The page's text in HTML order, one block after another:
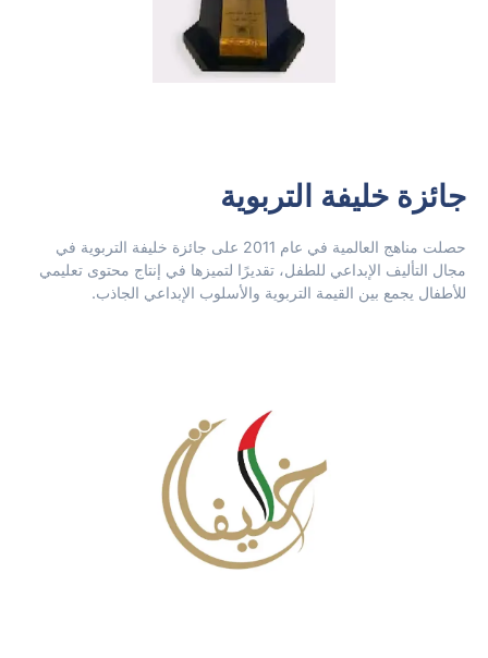
جائزة خليفة التربوية
حصلت مناهج العالمية في عام 2011 على جائزة خليفة التربوية في
مجال التأليف الإبداعي للطفل، تقديرًا لتميزها في إنتاج محتوى تعليمي
للأطفال يجمع بين القيمة التربوية والأسلوب الإبداعي الجاذب.